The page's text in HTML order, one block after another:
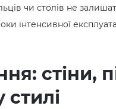
чи столів не
інтенсивної
стіни,